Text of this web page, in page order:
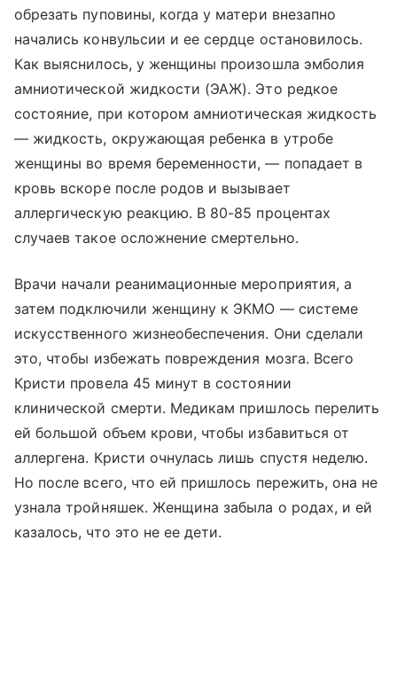
обрезать пуповины, когда у матери внезапно
начались конвульсии и ее сердце остановилось.
Как выяснилось, у женщины произошла эмболия
амниотической жидкости (ЭАЖ). Это редкое
состояние, при котором амниотическая жидкость
— жидкость, окружающая ребенка в утробе
женщины во время беременности, — попадает в
кровь вскоре после родов и вызывает
аллергическую реакцию. В 80-85 процентах
случаев такое осложнение смертельно.
Врачи начали реанимационные мероприятия, а
затем подключили женщину к ЭКМО — системе
искусственного жизнеобеспечения. Они сделали
это, чтобы избежать повреждения мозга. Всего
Кристи провела 45 минут в состоянии
клинической смерти. Медикам пришлось перелить
ей большой объем крови, чтобы избавиться от
аллергена. Кристи очнулась лишь спустя неделю.
Но после всего, что ей пришлось пережить, она не
узнала тройняшек. Женщина забыла о родах, и ей
казалось, что это не ее дети.